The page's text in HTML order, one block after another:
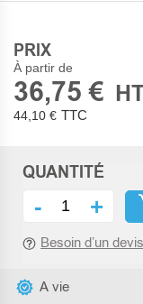
PRIX
À partir de
36,75 €
44,10 €
QUANTITÉ
- +
Besoin d’un
A vie